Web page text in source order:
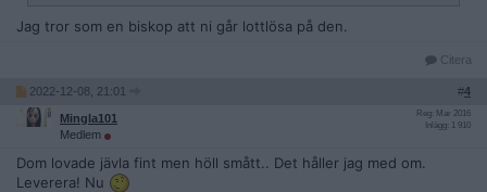
Jag tror som en biskop att ni går lottlösa på den.
Citera
2022-12-08, 21:01 #4
Mingla101
Medlem
Reg: Mar 2016
Inlägg: 1 910
Dom lovade jävla fint men höll smått.. Det håller jag med om.
Leverera! Nu